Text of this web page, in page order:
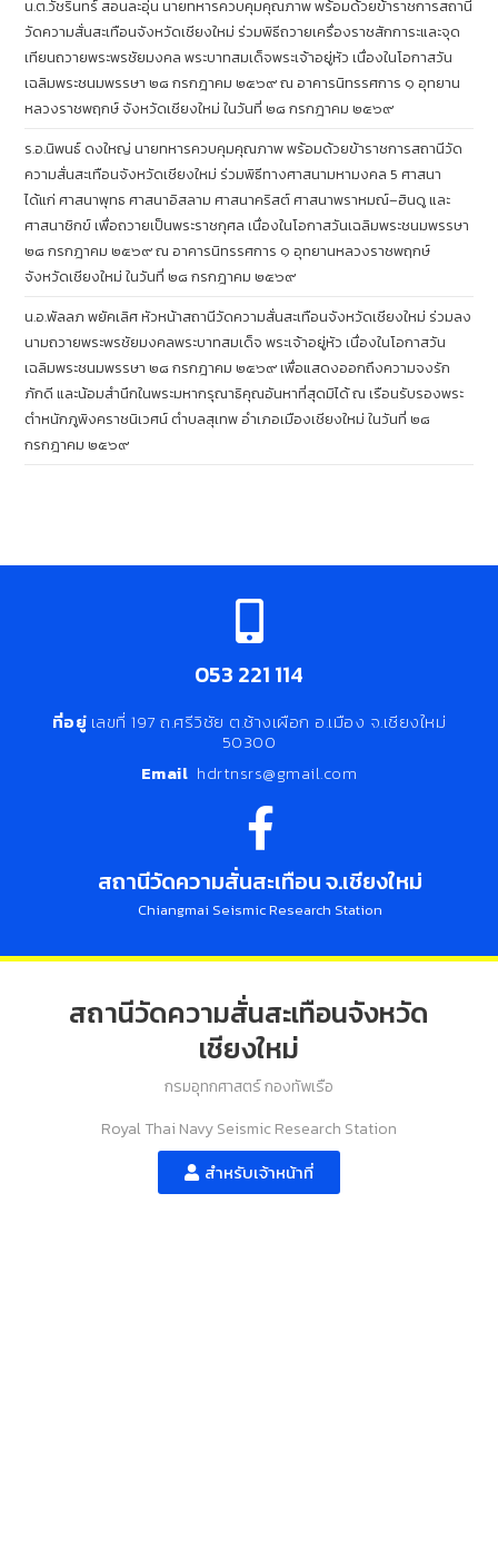
น.ต.วัชรินทร์ สอนละอุ่น นายทหารควบคุมคุณภาพ พร้อมด้วยข้าราชการสถานี
วัดความสั่นสะเทือนจังหวัดเชียงใหม่ ร่วมพิธีถวายเครื่องราชสักการะและจุด
เทียนถวายพระพรชัยมงคล พระบาทสมเด็จพระเจ้าอยู่หัว เนื่องในโอกาสวัน
เฉลิมพระชนมพรรษา ๒๘ กรกฎาคม ๒๕๖๙ ณ อาคารนิทรรศการ ๑ อุทยาน
หลวงราชพฤกษ์ จังหวัดเชียงใหม่ ในวันที่ ๒๘ กรกฎาคม ๒๕๖๙
ร.อ.นิพนธ์ ดงใหญ่ นายทหารควบคุมคุณภาพ พร้อมด้วยข้าราชการสถานีวัด
ความสั่นสะเทือนจังหวัดเชียงใหม่ ร่วมพิธีทางศาสนามหามงคล 5 ศาสนา
ได้แก่ ศาสนาพุทธ ศาสนาอิสลาม ศาสนาคริสต์ ศาสนาพราหมณ์–ฮินดู และ
ศาสนาซิกข์ เพื่อถวายเป็นพระราชกุศล เนื่องในโอกาสวันเฉลิมพระชนมพรรษา
๒๘ กรกฎาคม ๒๕๖๙ ณ อาคารนิทรรศการ ๑ อุทยานหลวงราชพฤกษ์
จังหวัดเชียงใหม่ ในวันที่ ๒๘ กรกฎาคม ๒๕๖๙
น.อ.พัลลภ พยัคเลิศ หัวหน้าสถานีวัดความสั่นสะเทือนจังหวัดเชียงใหม่ ร่วมลง
นามถวายพระพรชัยมงคลพระบาทสมเด็จ พระเจ้าอยู่หัว เนื่องในโอกาสวัน
เฉลิมพระชนมพรรษา ๒๘ กรกฎาคม ๒๕๖๙ เพื่อแสดงออกถึงความจงรัก
ภักดี และน้อมสำนึกในพระมหากรุณาธิคุณอันหาที่สุดมิได้ ณ เรือนรับรองพระ
ตำหนักภูพิงคราชนิเวศน์ ตำบลสุเทพ อำเภอเมืองเชียงใหม่ ในวันที่ ๒๘
กรกฎาคม ๒๕๖๙
053 221 114
ที่อยู่ เลขที่ 197 ถ.ศรีวิชัย ต.ช้างเผือก อ.เมือง จ.เชียงใหม่
50300
Email hdrtnsrs@gmail.com
สถานีวัดความสั่นสะเทือน จ.เชียงใหม่
Chiangmai Seismic Research Station
สถานีวัดความสั่นสะเทือนจังหวัด
เชียงใหม่
กรมอุทกศาสตร์ กองทัพเรือ
Royal Thai Navy Seismic Research Station
สำหรับเจ้าหน้าที่